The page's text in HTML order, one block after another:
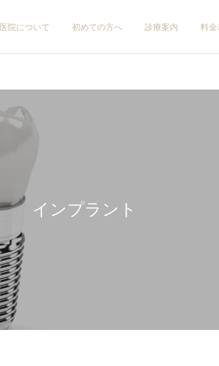
医院について 初めての方へ 診療案内 料金
インプラント